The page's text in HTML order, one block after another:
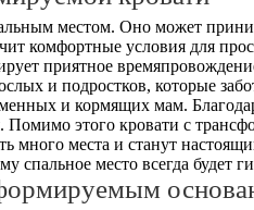
местом. Оно может
комфортные условия для
приятное
и подростков, которые
и кормящих мам.
этого кровати с
места и станут
спальное место всегда будет